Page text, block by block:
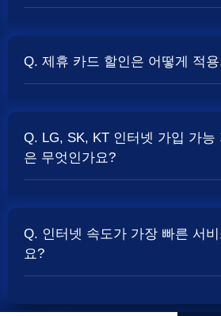
청구되는 경우가 많습니다. 다만, 인
Q. 제휴 카드 할인은 어떻게 적
서 일정 금액이 할인됩니다. 할인 금
통신사 정책에 따라 다릅니다. 합리적
Q. LG, SK, KT 인터넷 가입 가능
은 무엇인가요?
스에서 주소를 입력하시면 가입 가능
인하실 수 있습니다. 설치 가능한 회
Q. 인터넷 속도가 가장 빠른 서
요?